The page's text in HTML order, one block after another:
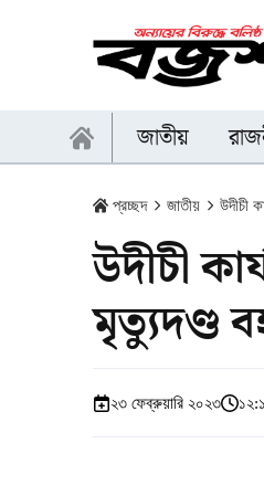
জাতীয়
প্রচ্ছদ জাতীয় উদীচী
উদীচী
মৃত্যুদণ্ড
২৩ ফেব্রুয়ারি ২০২৩